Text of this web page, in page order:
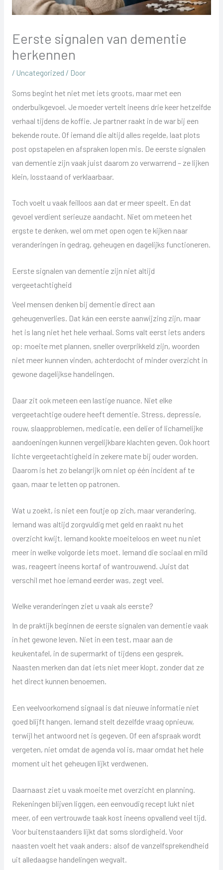
Eerste signalen van dementie
herkennen
/ Uncategorized / Door
Soms begint het niet met iets groots, maar met een
onderbuikgevoel. Je moeder vertelt ineens drie keer hetzelfde
verhaal tijdens de koffie. Je partner raakt in de war bij een
bekende route. Of iemand die altijd alles regelde, laat plots
post opstapelen en afspraken lopen mis. De eerste signalen
van dementie zijn vaak juist daarom zo verwarrend – ze lijken
klein, losstaand of verklaarbaar.
Toch voelt u vaak feilloos aan dat er meer speelt. En dat
gevoel verdient serieuze aandacht. Niet om meteen het
ergste te denken, wel om met open ogen te kijken naar
veranderingen in gedrag, geheugen en dagelijks functioneren.
Eerste signalen van dementie zijn niet altijd
vergeetachtigheid
Veel mensen denken bij dementie direct aan
geheugenverlies. Dat kán een eerste aanwijzing zijn, maar
het is lang niet het hele verhaal. Soms valt eerst iets anders
op: moeite met plannen, sneller overprikkeld zijn, woorden
niet meer kunnen vinden, achterdocht of minder overzicht in
gewone dagelijkse handelingen.
Daar zit ook meteen een lastige nuance. Niet elke
vergeetachtige oudere heeft dementie. Stress, depressie,
rouw, slaapproblemen, medicatie, een delier of lichamelijke
aandoeningen kunnen vergelijkbare klachten geven. Ook hoort
lichte vergeetachtigheid in zekere mate bij ouder worden.
Daarom is het zo belangrijk om niet op één incident af te
gaan, maar te letten op patronen.
Wat u zoekt, is niet een foutje op zich, maar verandering.
Iemand was altijd zorgvuldig met geld en raakt nu het
overzicht kwijt. Iemand kookte moeiteloos en weet nu niet
meer in welke volgorde iets moet. Iemand die sociaal en mild
was, reageert ineens kortaf of wantrouwend. Juist dat
verschil met hoe iemand eerder was, zegt veel.
Welke veranderingen ziet u vaak als eerste?
In de praktijk beginnen de eerste signalen van dementie vaak
in het gewone leven. Niet in een test, maar aan de
keukentafel, in de supermarkt of tijdens een gesprek.
Naasten merken dan dat iets niet meer klopt, zonder dat ze
het direct kunnen benoemen.
Een veelvoorkomend signaal is dat nieuwe informatie niet
goed blijft hangen. Iemand stelt dezelfde vraag opnieuw,
terwijl het antwoord net is gegeven. Of een afspraak wordt
vergeten, niet omdat de agenda vol is, maar omdat het hele
moment uit het geheugen lijkt verdwenen.
Daarnaast ziet u vaak moeite met overzicht en planning.
Rekeningen blijven liggen, een eenvoudig recept lukt niet
meer, of een vertrouwde taak kost ineens opvallend veel tijd.
Voor buitenstaanders lijkt dat soms slordigheid. Voor
naasten voelt het vaak anders: alsof de vanzelfsprekendheid
uit alledaagse handelingen wegvalt.